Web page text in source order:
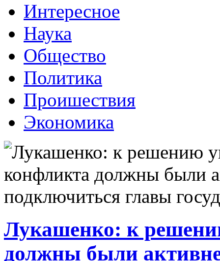
Интересное
Наука
Общество
Политика
Проишествия
Экономика
Лукашенко: к
должны были